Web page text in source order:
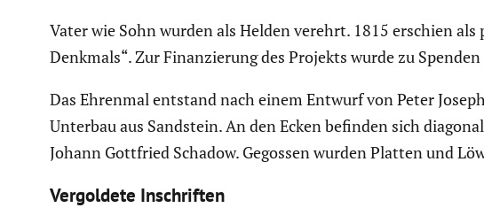
Vater wie Sohn wurden als Helden verehrt. 1815 erschien
Denkmals“. Zur Finan­zie­rung des Projekts wurde zu
Das Ehrenmal entstand nach einem Entwurf von Peter
Unterbau aus Sandstein. An den Ecken befinden sich
Johann Gottfried Schadow. Gegossen wurden Platten und
Vergol­dete Inschriften